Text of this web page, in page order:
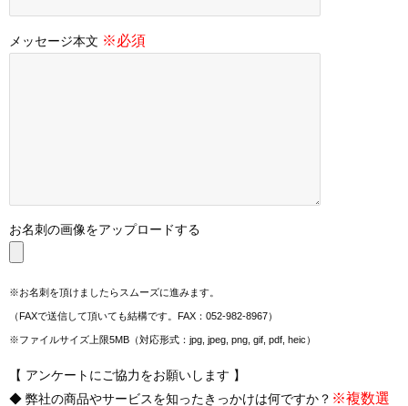
メッセージ本文 ※必須
お名刺の画像をアップロードする
※お名刺を頂けましたらスムーズに進みます。
（FAXで送信して頂いても結構です。FAX：052-982-8967）
※ファイルサイズ上限5MB（対応形式：jpg, jpeg, png, gif, pdf, heic）
【 アンケートにご協力をお願いします 】
◆ 弊社の商品やサービスを知ったきっかけは何ですか？ ※複数選